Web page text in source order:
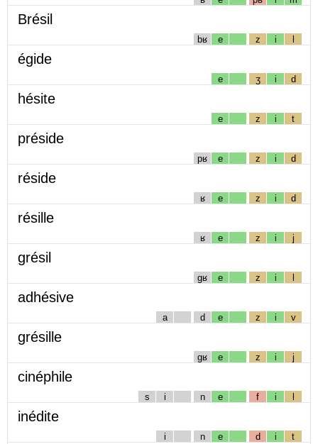
Brésil
bʁ e z i l
égide
e ʒ i d
hésite
e z i t
préside
pʁ e z i d
réside
ʁ e z i d
résille
ʁ e z i j
grésil
gʁ e z i l
adhésive
a d e z i v
grésille
gʁ e z i j
cinéphile
s i n e f i l
inédite
i n e d i t